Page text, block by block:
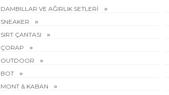
DAMBILLAR VE AĞIRLIK SETLERİ
SNEAKER
SIRT ÇANTASI
ÇORAP
OUTDOOR
BOT
MONT & KABAN